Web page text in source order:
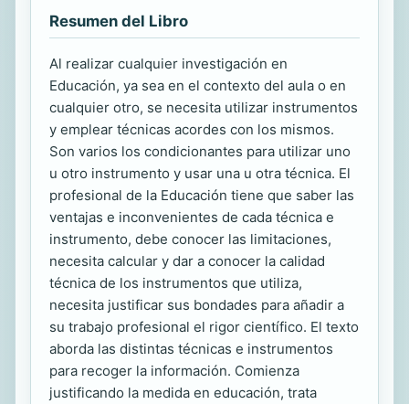
Resumen del Libro
Al realizar cualquier investigación en
Educación, ya sea en el contexto del aula o en
cualquier otro, se necesita utilizar instrumentos
y emplear técnicas acordes con los mismos.
Son varios los condicionantes para utilizar uno
u otro instrumento y usar una u otra técnica. El
profesional de la Educación tiene que saber las
ventajas e inconvenientes de cada técnica e
instrumento, debe conocer las limitaciones,
necesita calcular y dar a conocer la calidad
técnica de los instrumentos que utiliza,
necesita justificar sus bondades para añadir a
su trabajo profesional el rigor científico. El texto
aborda las distintas técnicas e instrumentos
para recoger la información. Comienza
justificando la medida en educación, trata